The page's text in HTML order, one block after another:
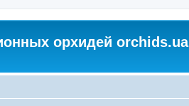
орхидей orchids.ua